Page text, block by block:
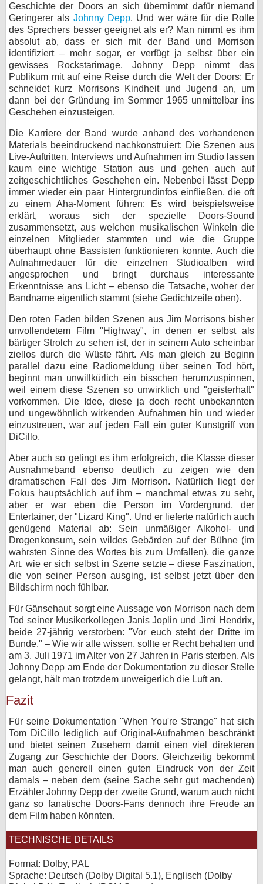
Geschichte der Doors an sich übernimmt dafür niemand
Geringerer als Johnny Depp. Und wer wäre für die Rolle
des Sprechers besser geeignet als er? Man nimmt es ihm
absolut ab, dass er sich mit der Band und Morrison
identifiziert – mehr sogar, er verfügt ja selbst über ein
gewisses Rockstarimage. Johnny Depp nimmt das
Publikum mit auf eine Reise durch die Welt der Doors: Er
schneidet kurz Morrisons Kindheit und Jugend an, um
dann bei der Gründung im Sommer 1965 unmittelbar ins
Geschehen einzusteigen.
Die Karriere der Band wurde anhand des vorhandenen
Materials beeindruckend nachkonstruiert: Die Szenen aus
Live-Auftritten, Interviews und Aufnahmen im Studio lassen
kaum eine wichtige Station aus und gehen auch auf
zeitgeschichtliches Geschehen ein. Nebenbei lässt Depp
immer wieder ein paar Hintergrundinfos einfließen, die oft
zu einem Aha-Moment führen: Es wird beispielsweise
erklärt, woraus sich der spezielle Doors-Sound
zusammensetzt, aus welchen musikalischen Winkeln die
einzelnen Mitglieder stammten und wie die Gruppe
überhaupt ohne Bassisten funktionieren konnte. Auch die
Aufnahmedauer für die einzelnen Studioalben wird
angesprochen und bringt durchaus interessante
Erkenntnisse ans Licht – ebenso die Tatsache, woher der
Bandname eigentlich stammt (siehe Gedichtzeile oben).
Den roten Faden bilden Szenen aus Jim Morrisons bisher
unvollendetem Film "Highway", in denen er selbst als
bärtiger Strolch zu sehen ist, der in seinem Auto scheinbar
ziellos durch die Wüste fährt. Als man gleich zu Beginn
parallel dazu eine Radiomeldung über seinen Tod hört,
beginnt man unwillkürlich ein bisschen herumzuspinnen,
weil einem diese Szenen so unwirklich und "geisterhaft"
vorkommen. Die Idee, diese ja doch recht unbekannten
und ungewöhnlich wirkenden Aufnahmen hin und wieder
einzustreuen, war auf jeden Fall ein guter Kunstgriff von
DiCillo.
Aber auch so gelingt es ihm erfolgreich, die Klasse dieser
Ausnahmeband ebenso deutlich zu zeigen wie den
dramatischen Fall des Jim Morrison. Natürlich liegt der
Fokus hauptsächlich auf ihm – manchmal etwas zu sehr,
aber er war eben die Person im Vordergrund, der
Entertainer, der "Lizard King". Und er lieferte natürlich auch
genügend Material ab: Sein unmäßiger Alkohol- und
Drogenkonsum, sein wildes Gebärden auf der Bühne (im
wahrsten Sinne des Wortes bis zum Umfallen), die ganze
Art, wie er sich selbst in Szene setzte – diese Faszination,
die von seiner Person ausging, ist selbst jetzt über den
Bildschirm noch fühlbar.
Für Gänsehaut sorgt eine Aussage von Morrison nach dem
Tod seiner Musikerkollegen Janis Joplin und Jimi Hendrix,
beide 27-jährig verstorben: "Vor euch steht der Dritte im
Bunde." – Wie wir alle wissen, sollte er Recht behalten und
am 3. Juli 1971 im Alter von 27 Jahren in Paris sterben. Als
Johnny Depp am Ende der Dokumentation zu dieser Stelle
gelangt, hält man trotzdem unweigerlich die Luft an.
Fazit
Für seine Dokumentation "When You're Strange" hat sich
Tom DiCillo lediglich auf Original-Aufnahmen beschränkt
und bietet seinen Zusehern damit einen viel direkteren
Zugang zur Geschichte der Doors. Gleichzeitig bekommt
man auch generell einen guten Eindruck von der Zeit
damals – neben dem (seine Sache sehr gut machenden)
Erzähler Johnny Depp der zweite Grund, warum auch nicht
ganz so fanatische Doors-Fans dennoch ihre Freude an
dem Film haben könnten.
TECHNISCHE DETAILS
Format: Dolby, PAL
Sprache: Deutsch (Dolby Digital 5.1), Englisch (Dolby